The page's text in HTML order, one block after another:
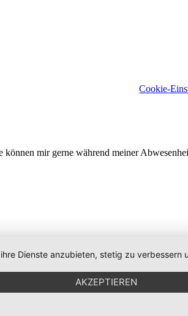
|Cookie-
mir gerne während meiner
Dienste anzubieten, stetig zu
AKZEPTIEREN